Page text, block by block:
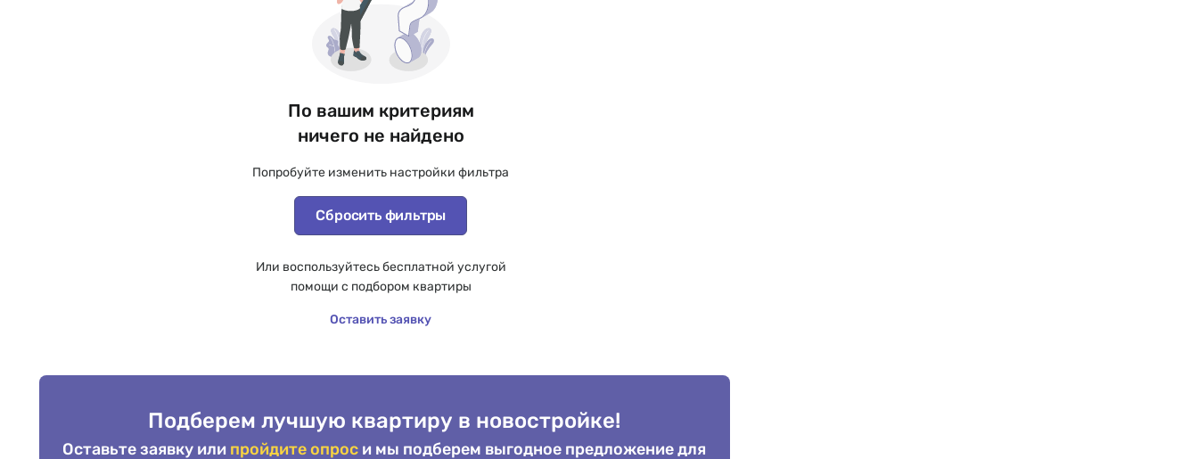
По вашим критериям
ничего не найдено
Попробуйте изменить настройки фильтра
Сбросить фильтры
Или воспользуйтесь бесплатной услугой
помощи с подбором квартиры
Оставить заявку
Подберем лучшую квартиру в новостройке!
Оставьте заявку или пройдите опрос и мы подберем выгодное предложение для